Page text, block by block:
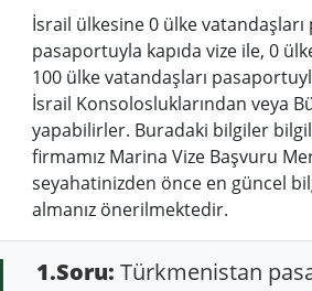
İsrail ülkesine 0 ülke
pasaportuyla kapıda vize ile, 0
100 ülke vatandaşları
İsrail Konsolosluklarından veya
yapabilirler. Buradaki bilgiler
firmamız Marina Vize Başvuru
seyahatinizden önce en güncel
almanız önerilmektedir.
1.Soru: Türkmenistan